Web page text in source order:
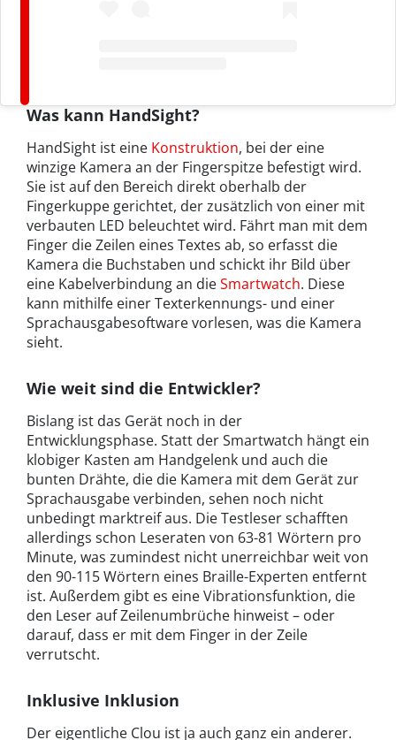
Was kann HandSight?
HandSight ist eine Konstruktion, bei der eine
winzige Kamera an der Fingerspitze befestigt wird.
Sie ist auf den Bereich direkt oberhalb der
Fingerkuppe gerichtet, der zusätzlich von einer mit
verbauten LED beleuchtet wird. Fährt man mit dem
Finger die Zeilen eines Textes ab, so erfasst die
Kamera die Buchstaben und schickt ihr Bild über
eine Kabelverbindung an dieSmartwatch. Diese
kann mithilfe einer Texterkennungs- und einer
Sprachausgabesoftware vorlesen, was die Kamera
sieht.
Wie weit sind die Entwickler?
Bislang ist das Gerät noch in der
Entwicklungsphase. Statt der Smartwatch hängt ein
klobiger Kasten am Handgelenk und auch die
bunten Drähte, die die Kamera mit dem Gerät zur
Sprachausgabe verbinden, sehen noch nicht
unbedingt marktreif aus. Die Testleser schafften
allerdings schon Leseraten von 63-81 Wörtern pro
Minute, was zumindest nicht unerreichbar weit von
den 90-115 Wörtern eines Braille-Experten entfernt
ist. Außerdem gibt es eine Vibrationsfunktion, die
den Leser auf Zeilenumbrüche hinweist – oder
darauf, dass er mit dem Finger in der Zeile
verrutscht.
Inklusive Inklusion
Der eigentliche Clou ist ja auch ganz ein anderer.